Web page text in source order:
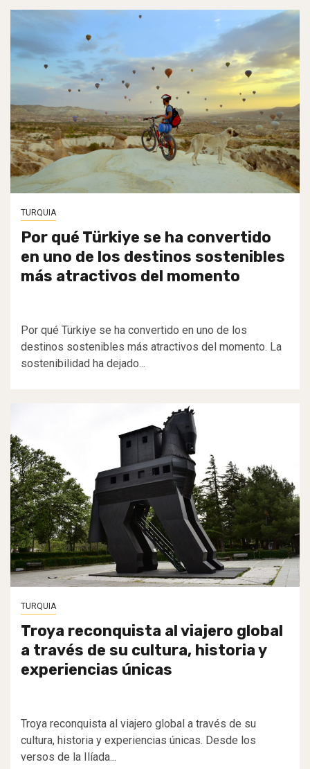
TURQUIA
Por qué Türkiye se ha convertido
en uno de los destinos sostenibles
más atractivos del momento
Por qué Türkiye se ha convertido en uno de los
destinos sostenibles más atractivos del momento. La
sostenibilidad ha dejado...
TURQUIA
Troya reconquista al viajero global
a través de su cultura, historia y
experiencias únicas
Troya reconquista al viajero global a través de su
cultura, historia y experiencias únicas. Desde los
versos de la Ilíada...